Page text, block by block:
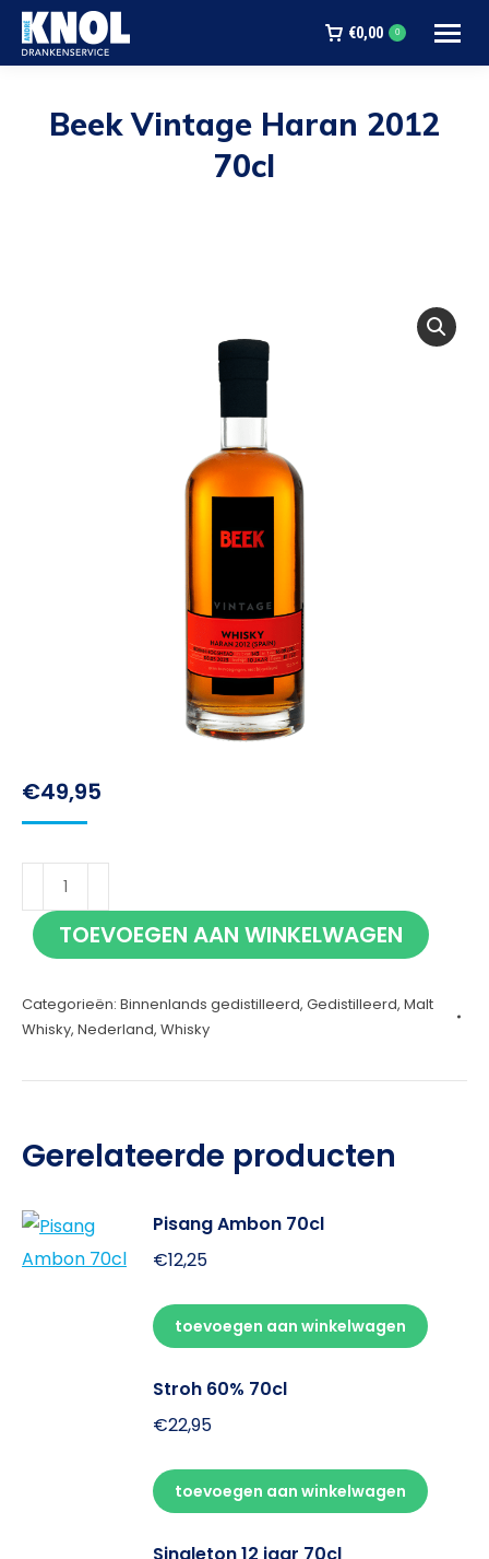
€0,00 0
Beek Vintage Haran 2012
70cl
€49,95
Vintage
Haran
70cl
aantal
TOEVOEGEN AAN WINKELWAGEN
Categorieën: Binnenlands gedistilleerd, Gedistilleerd, Malt
Whisky, Nederland, Whisky
Gerelateerde producten
Pisang Ambon 70cl
€12,25
toevoegen aan winkelwagen
Stroh 60% 70cl
€22,95
toevoegen aan winkelwagen